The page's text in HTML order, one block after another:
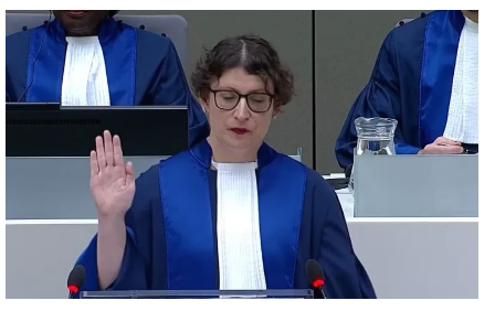
ل
ب
ر
ي
د
إ
ت